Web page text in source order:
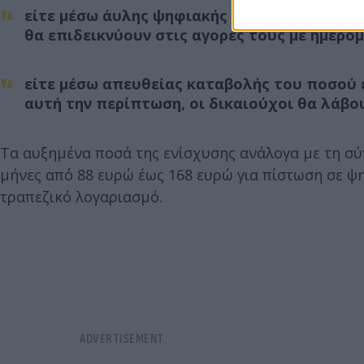
είτε μέσω άυλης ψηφιακής κάρτας, την
θα επιδεικνύουν στις αγορές τους με
είτε μέσω απευθείας καταβολής του
αυτή την περίπτωση, οι δικαιούχοι θα
Τα αυξημένα ποσά της ενίσχυσης ανάλογα με τη
μήνες από 88 ευρώ έως 168 ευρώ για πίστωση σε
τραπεζικό λογαριασμό.